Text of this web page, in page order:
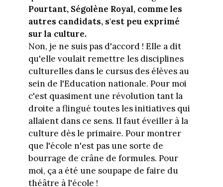
Pourtant, Ségolène Royal, comme les
autres candidats, s'est peu exprimé
sur la culture.
Non, je ne suis pas d'accord ! Elle a dit
qu'elle voulait remettre les disciplines
culturelles dans le cursus des élèves au
sein de l'Education nationale. Pour moi
c'est quasiment une révolution tant la
droite a flingué toutes les initiatives qui
allaient dans ce sens. Il faut éveiller à la
culture dès le primaire. Pour montrer
que l'école n'est pas une sorte de
bourrage de crâne de formules. Pour
moi, ça a été une soupape de faire du
théâtre à l'école !